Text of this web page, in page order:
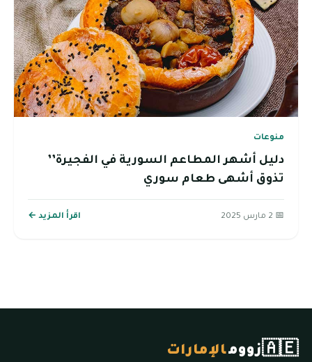
منوعات
دليل أشهر المطاعم السورية في الفجيرة’’
تذوق أشهى طعام سوري
📅 2 مارس 2025 اقرأ المزيد ←
🇦🇪زوومالإمارات